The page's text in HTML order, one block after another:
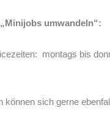
umwandeln“:
montags bis
können sich gerne